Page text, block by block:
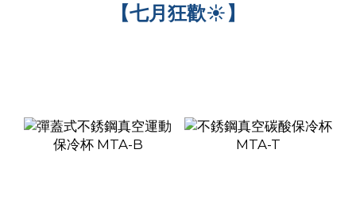
【七月狂歡☀️】